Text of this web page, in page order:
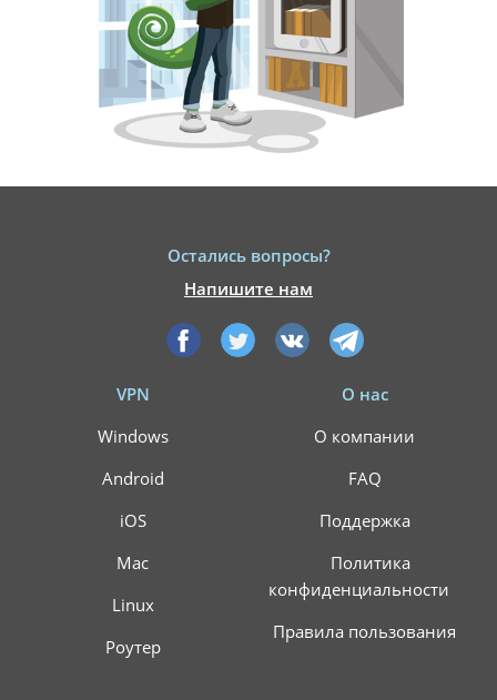
Остались вопросы?
Напишите нам
VPN
Windows
Android
iOS
Mac
Linux
Роутер
О нас
О компании
FAQ
Поддержка
Политика
конфиденциальности
Правила пользования